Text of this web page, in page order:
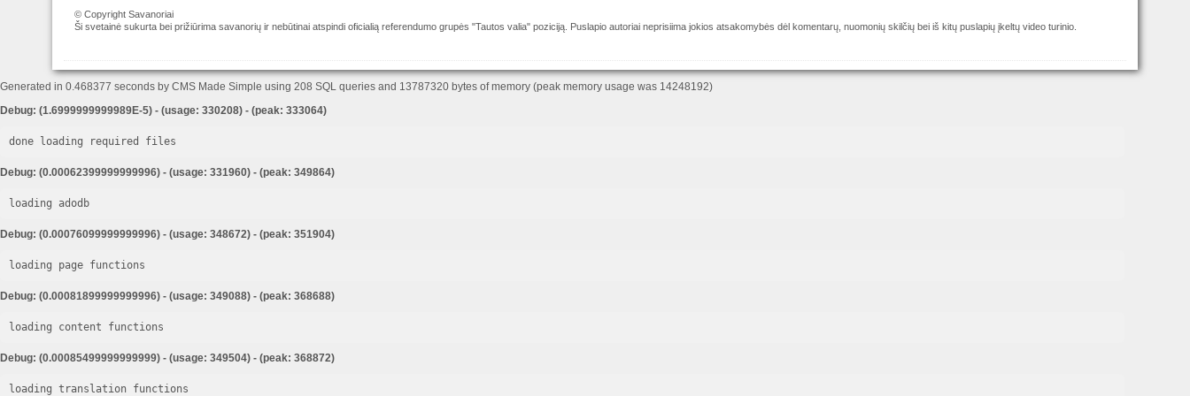
© Copyright Savanoriai
Ši svetainė sukurta bei prižiūrima savanorių ir nebūtinai atspindi oficialią referendumo grupės "Tautos valia" poziciją. Puslapio autoriai neprisiima jokios atsakomybės dėl komentarų, nuomonių skilčių bei iš kitų puslapių įkeltų video turinio.
Generated in 0.468377 seconds by CMS Made Simple using 208 SQL queries and 13787320 bytes of memory (peak memory usage was 14248192)
Debug: (1.6999999999989E-5) - (usage: 330208) - (peak: 333064)
done loading required files
Debug: (0.00062399999999996) - (usage: 331960) - (peak: 349864)
loading adodb
Debug: (0.00076099999999996) - (usage: 348672) - (peak: 351904)
loading page functions
Debug: (0.00081899999999996) - (usage: 349088) - (peak: 368688)
loading content functions
Debug: (0.00085499999999999) - (usage: 349504) - (peak: 368872)
loading translation functions